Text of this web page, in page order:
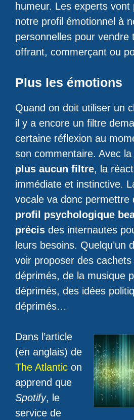
humeur. Les experts vont
notre profil émotionnel à
personnelles pour vendre
offrant, commerçant ou
Plus les émotions
Quand on doit utiliser un
il y a encore un filtre
certaine réflexion au
son commentaire. Avec la
plus aucun filtre, la
immédiate et instinctive.
vocale va donc permettre
profil psychologique
précis des internautes
leurs besoins. Quelqu’un
voir proposer des
déprimés, de la musique
déprimés, des idées
déprimés…
Dans l’article
(en anglais) de
The Atlantic on
apprend que
Spotify, le
service de